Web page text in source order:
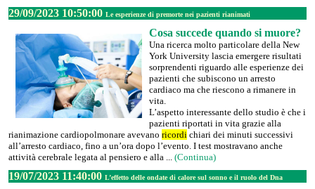
29/09/2023 10:50:00 Le esperienze di premorte nei pazienti rianimati
Cosa succede quando si muore?
Una ricerca molto particolare della New
York University lascia emergere risultati
sorprendenti riguardo alle esperienze dei
pazienti che subiscono un arresto
cardiaco ma che riescono a rimanere in
vita.
L’aspetto interessante dello studio è che i
pazienti riportati in vita grazie alla
rianimazione cardiopolmonare avevano ricordi chiari dei minuti successivi
all’arresto cardiaco, fino a un’ora dopo l’evento. I test mostravano anche
attività cerebrale legata al pensiero e alla ... (Continua)
19/07/2023 11:40:00 L’effetto delle ondate di calore sul sonno e il ruolo del Dna